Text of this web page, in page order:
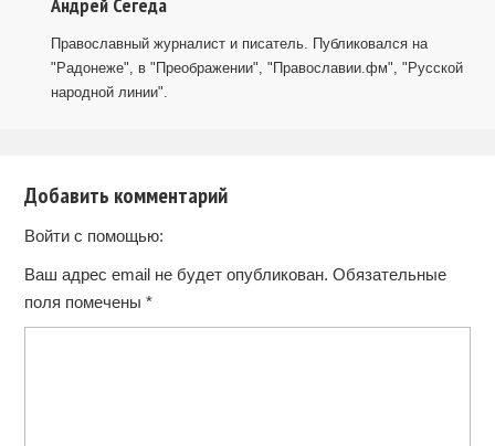
Православный журналист и писатель. Публиковался на
"Радонеже", в "Преображении", "Православии.фм", "Русской
народной линии".
Добавить комментарий
Войти с помощью:
Ваш адрес email не будет опубликован. Обязательные
поля помечены *